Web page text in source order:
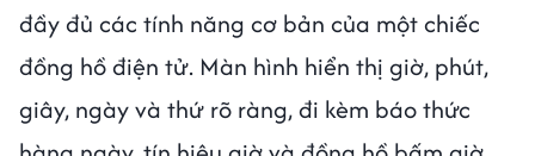
đầy đủ các tính năng cơ bản của một chiếc
đồng hồ điện tử. Màn hình hiển thị giờ, phút,
giây, ngày và thứ rõ ràng, đi kèm báo thức